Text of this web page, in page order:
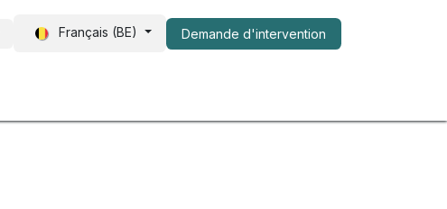
Français (BE) Demande d​​'intervention